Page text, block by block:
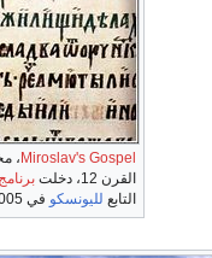
Miroslav's Gospel ،
القرن 12، دخلت
التابع لليونسكو في 2005